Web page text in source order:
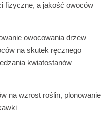
fizyczne, a jakość owoców
owocowania drzew
na skutek ręcznego
kwiatostanów
na wzrost roślin, plonowanie